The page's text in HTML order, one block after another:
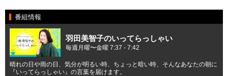
番組情報
羽田美智子のいってらっしゃい
毎週月曜〜金曜 7:37 - 7:42
晴れの日や雨の日、気分が明るい時、ちょっと暗い時、そんなあなたの朝に
『いってらっしゃい』の言葉を届けます。